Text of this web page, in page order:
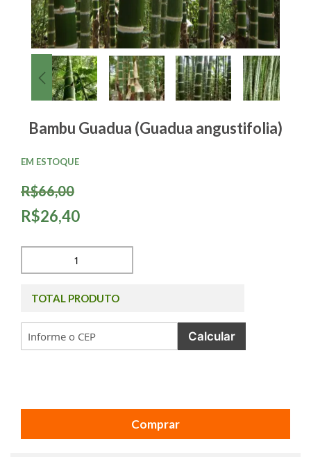
Bambu Guadua (Guadua angustifolia)
R$66,00
R$26,40
EM ESTOQUE
TOTAL PRODUTO
Calcular
Comprar